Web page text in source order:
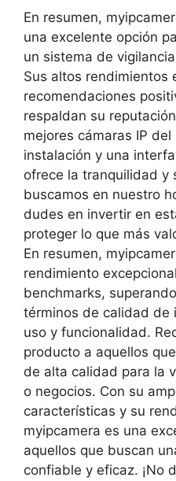
En resumen,
una excelente opción
un sistema de
Sus altos rendimientos
recomendaciones
respaldan su
mejores cámaras IP
instalación y una
ofrece la tranquilidad y
buscamos en nuestro
dudes en invertir en
proteger lo que más
En resumen,
rendimiento
benchmarks,
términos de calidad de
uso y funcionalidad.
producto a aquellos
de alta calidad para la
o negocios. Con su
características y su
myipcamera es una
aquellos que buscan
confiable y eficaz. ¡No